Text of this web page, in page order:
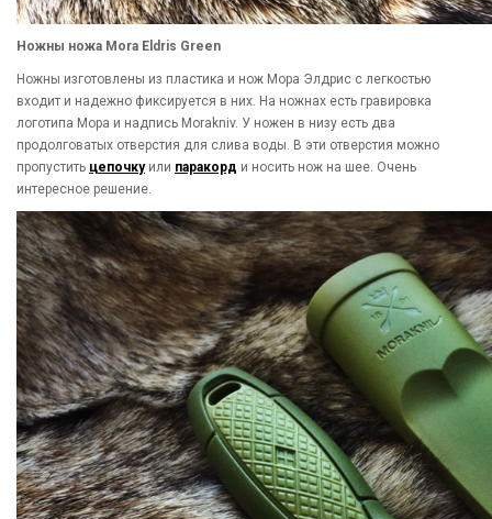
Ножны ножа Mora Eldris Green
Ножны изготовлены из пластика и нож Мора Элдрис с легкостью
входит и надежно фиксируется в них. На ножнах есть гравировка
логотипа Мора и надпись Morakniv. У ножен в низу есть два
продолговатых отверстия для слива воды. В эти отверстия можно
пропустить цепочкуили паракорд и носить нож на шее. Очень
интересное решение.